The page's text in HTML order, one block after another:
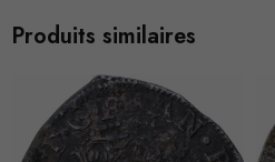
Produits similaires